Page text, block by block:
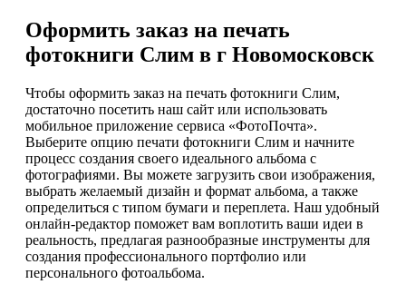
Оформить заказ на печать
фотокниги Слим в г Новомосковск
Чтобы оформить заказ на печать фотокниги Слим,
достаточно посетить наш сайт или использовать
мобильное приложение сервиса «ФотоПочта».
Выберите опцию печати фотокниги Слим и начните
процесс создания своего идеального альбома с
фотографиями. Вы можете загрузить свои изображения,
выбрать желаемый дизайн и формат альбома, а также
определиться с типом бумаги и переплета. Наш удобный
онлайн-редактор поможет вам воплотить ваши идеи в
реальность, предлагая разнообразные инструменты для
создания профессионального портфолио или
персонального фотоальбома.